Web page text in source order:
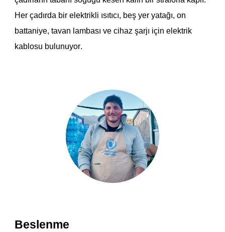
Her çadırda bir elektrikli ısıtıcı, beş yer yatağı, on
battaniye, tavan lambası ve cihaz şarjı için elektrik
kablosu bulunuyor.
Beslenme